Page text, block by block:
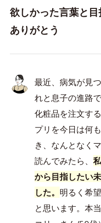
欲しかった言葉と目
ありがとう
最近、病気が見
れと息子の進路
化粧品を注文す
プリを今日は何
き、なんとなく
読んでみたら、
から目指したい
した。 明るく希
と思います。本